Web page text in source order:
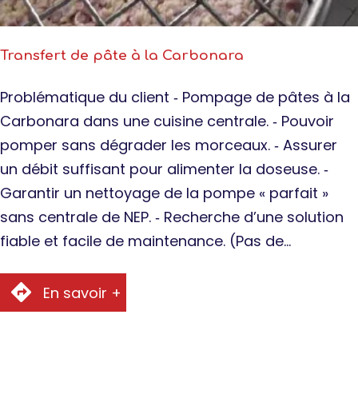
Transfert de pâte à la Carbonara
Problématique du client ‐ Pompage de pâtes à la
Carbonara dans une cuisine centrale. ‐ Pouvoir
pomper sans dégrader les morceaux. ‐ Assurer
un débit suffisant pour alimenter la doseuse. ‐
Garantir un nettoyage de la pompe « parfait »
sans centrale de NEP. ‐ Recherche d’une solution
fiable et facile de maintenance. (Pas de…
En savoir +